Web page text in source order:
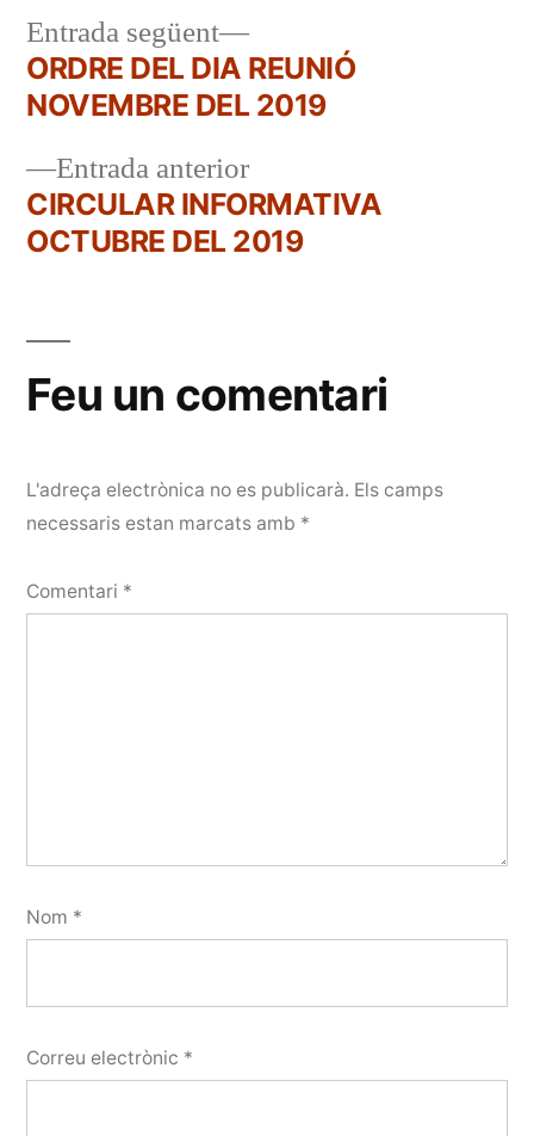
Navegació
d'entrades
Entrada anteriorEntrada
anterior:
CIRCULAR INFORMATIVA
OCTUBRE DEL 2019
Entrada següent
Entrada
següent:
ORDRE DEL DIA REUNIÓ
NOVEMBRE DEL 2019
Feu un comentari
L'adreça electrònica no es publicarà. Els camps
necessaris estan marcats amb *
Comentari *
Nom *
Correu electrònic *